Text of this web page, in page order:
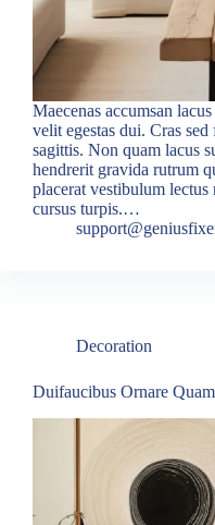
Maecenas accumsan
velit egestas dui. Cras
sagittis. Non quam lacus
hendrerit gravida rutrum
placerat vestibulum lectus
cursus turpis.…
Decoration
Duifaucibus Ornare